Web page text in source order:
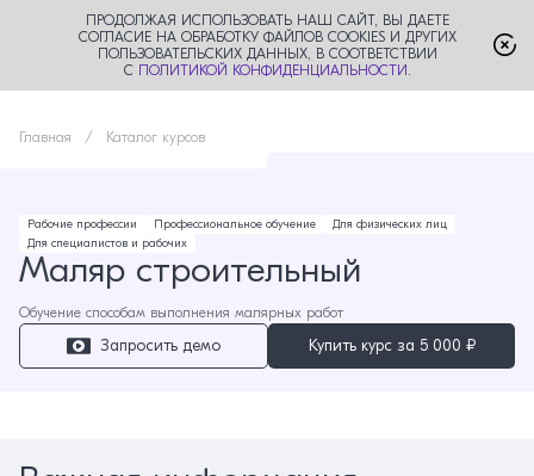
ПРОДОЛЖАЯ ИСПОЛЬЗОВАТЬ НАШ САЙТ, ВЫ ДАЕТЕ
СОГЛАСИЕ НА ОБРАБОТКУ ФАЙЛОВ COOKIES И ДРУГИХ
ПОЛЬЗОВАТЕЛЬСКИХ ДАННЫХ, В СООТВЕТСТВИИ
С ПОЛИТИКОЙ КОНФИДЕНЦИАЛЬНОСТИ .
Главная Каталог курсов
Рабочие профессии Профессиональное обучение
Для физических лиц
Для специалистов и рабочих
Маляр строительный
Обучение способам выполнения малярных работ
Запросить демо Купить курс за 5 000 ₽